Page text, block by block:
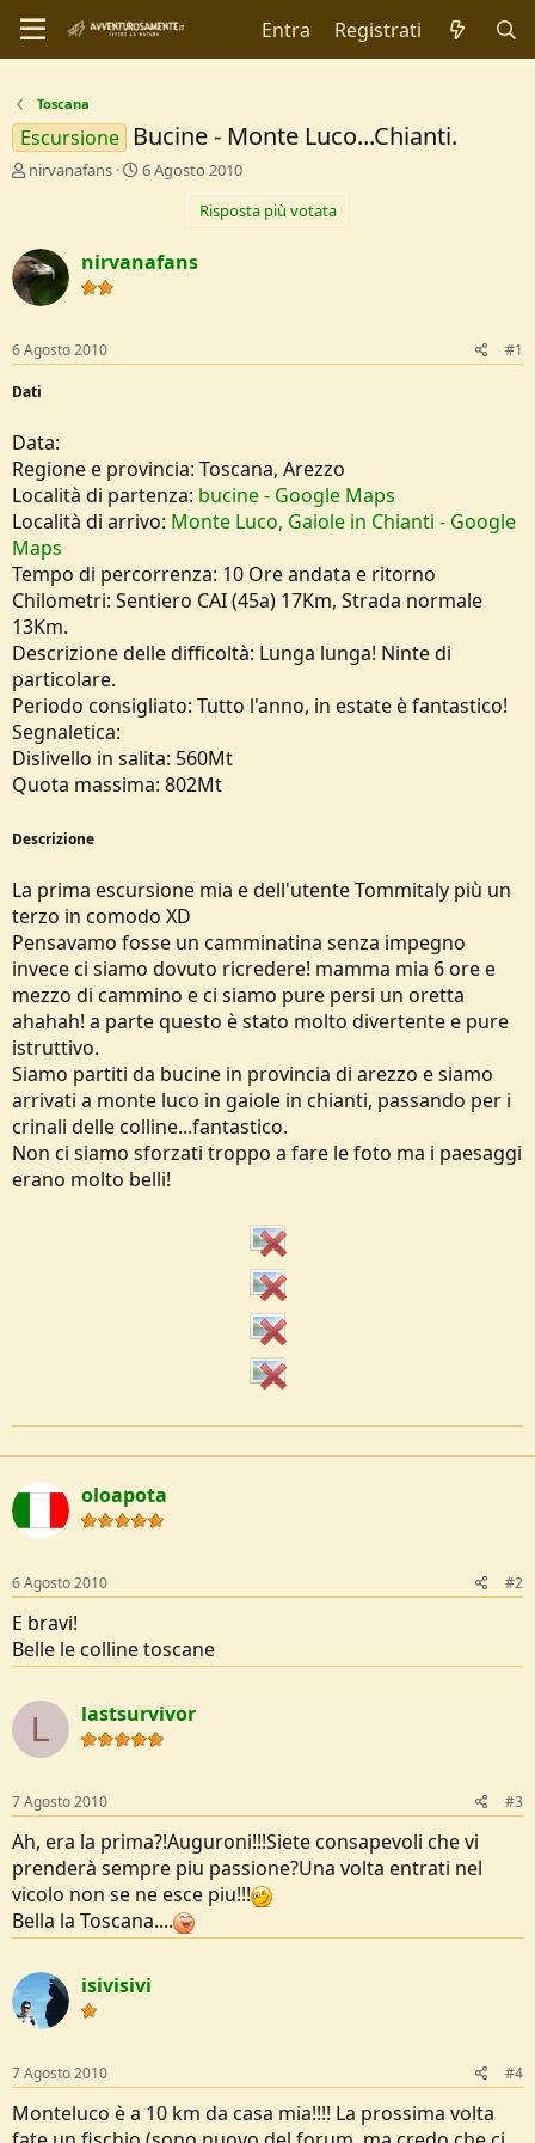
Entra Registrati
Toscana
Escursione Bucine - Monte Luco...Chianti.
C
t
o
r
D
i
s
s
s
i
o
n
e
nirvanafans
D
d
i
z
6 Agosto 2010
Risposta più votata
nirvanafans
6 Agosto 2010 #1
Dati
Data:
Regione e provincia: Toscana, Arezzo
Località di partenza: bucine - Google Maps
Località di arrivo: Monte Luco, Gaiole in Chianti - Google
Maps
Tempo di percorrenza: 10 Ore andata e ritorno
Chilometri: Sentiero CAI (45a) 17Km, Strada normale
13Km.
Descrizione delle difficoltà: Lunga lunga! Ninte di
particolare.
Periodo consigliato: Tutto l'anno, in estate è fantastico!
Segnaletica:
Dislivello in salita: 560Mt
Quota massima: 802Mt
Descrizione
La prima escursione mia e dell'utente Tommitaly più un
terzo in comodo XD
Pensavamo fosse un camminatina senza impegno
invece ci siamo dovuto ricredere! mamma mia 6 ore e
mezzo di cammino e ci siamo pure persi un oretta
ahahah! a parte questo è stato molto divertente e pure
istruttivo.
Siamo partiti da bucine in provincia di arezzo e siamo
arrivati a monte luco in gaiole in chianti, passando per i
crinali delle colline...fantastico.
Non ci siamo sforzati troppo a fare le foto ma i paesaggi
erano molto belli!
oloapota
6 Agosto 2010 #2
E bravi!
Belle le colline toscane
L lastsurvivor
7 Agosto 2010 #3
Ah, era la prima?!Auguroni!!!Siete consapevoli che vi
prenderà sempre piu passione?Una volta entrati nel
vicolo non se ne esce piu!!!
Bella la Toscana....
isivisivi
7 Agosto 2010 #4
Monteluco è a 10 km da casa mia!!!! La prossima volta